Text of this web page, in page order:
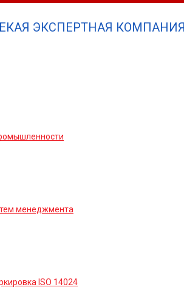
ЭКСПЕРТНАЯ КОМПАНИЯ
менеджмента
ISO 14024